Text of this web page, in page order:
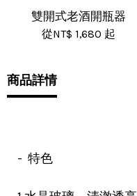
商品詳情
- 特色
雙開式老酒開瓶器
從NT$ 1,680 起